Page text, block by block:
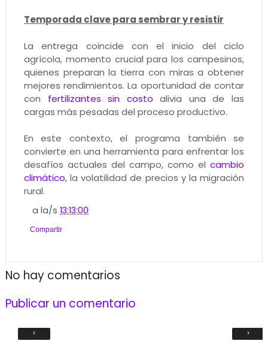
Temporada clave para sembrar y resistir
La entrega coincide con el inicio del ciclo
agrícola, momento crucial para los campesinos,
quienes preparan la tierra con miras a obtener
mejores rendimientos. La oportunidad de contar
con fertilizantes sin costo alivia una de las
cargas más pesadas del proceso productivo.
En este contexto, el programa también se
convierte en una herramienta para enfrentar los
desafíos actuales del campo, como elcambio
climático, la volatilidad de precios y la migración
rural.
a la/s13:13:00
Compartir
No hay comentarios
Publicar un comentario
‹ ›